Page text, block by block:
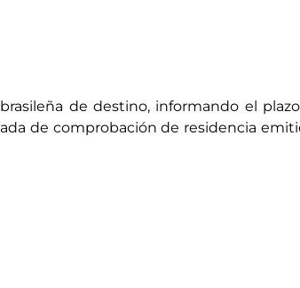
de destino, informando el
de comprobación de residencia